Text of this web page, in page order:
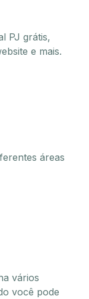
PJ grátis,
e mais.
áreas
vários
você pode